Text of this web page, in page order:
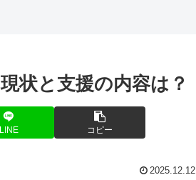
状と支援の内容は？
LINE コピー
2025.12.12